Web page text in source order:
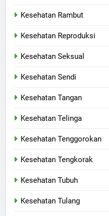
Kesehatan Rambut
Kesehatan Reproduksi
Kesehatan Seksual
Kesehatan Sendi
Kesehatan Tangan
Kesehatan Telinga
Kesehatan Tenggorokan
Kesehatan Tengkorak
Kesehatan Tubuh
Kesehatan Tulang